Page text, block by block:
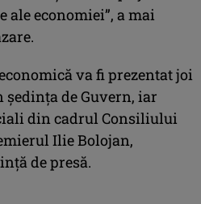
ale economiei”, a mai
va fi prezentat joi
de Guvern, iar
din cadrul Consiliului
Ilie Bolojan,
de presă.